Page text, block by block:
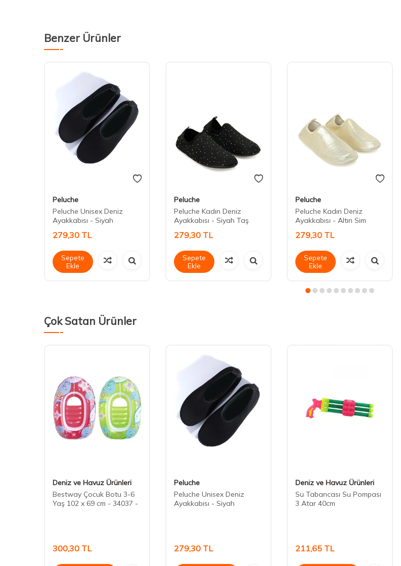
Benzer Ürünler
Peluche
Peluche Unisex Deniz
Ayakkabısı - Siyah
279,30 TL
Sepete
Ekle
Peluche
Peluche Kadın Deniz
Ayakkabısı - Siyah Taş
279,30 TL
Sepete
Ekle
Peluche
Peluche Kadın Deniz
Ayakkabısı - Altın Sim
279,30 TL
Sepete
Ekle
Çok Satan Ürünler
Deniz ve Havuz Ürünleri
Bestway Çocuk Botu 3-6
Yaş 102 x 69 cm - 34037 -
300,30 TL
Peluche
Peluche Unisex Deniz
Ayakkabısı - Siyah
279,30 TL
Deniz ve Havuz Ürünleri
Su Tabancası Su Pompası
3 Atar 40cm
211,65 TL